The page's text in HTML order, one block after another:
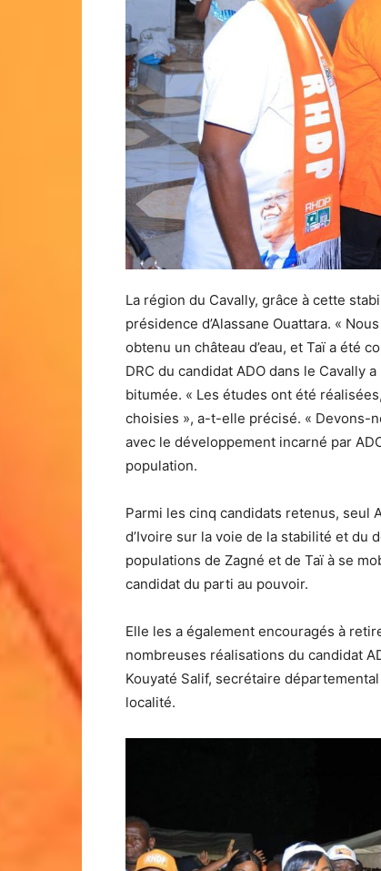
La région du Cavally, grâce à cette
présidence d’Alassane Ouattara. «
obtenu un château d’eau, et Taï a été
DRC du candidat ADO dans le Cavally
bitumée. « Les études ont été
choisies », a-t-elle précisé. « Devons-
avec le développement incarné par
population.
Parmi les cinq candidats retenus, seul
d’Ivoire sur la voie de la stabilité et du
populations de Zagné et de Taï à se
candidat du parti au pouvoir.
Elle les a également encouragés à
nombreuses réalisations du candidat
Kouyaté Salif, secrétaire
localité.